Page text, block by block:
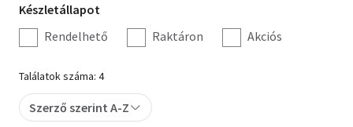
Hobbi, szabadidő
Irodalom
Művészet
Szakkönyv
Készletállapot
szűrés
Készletállapot
Rendelhető
Raktáron Akciós
Találatok száma: 4
Szerző szerint A-Z